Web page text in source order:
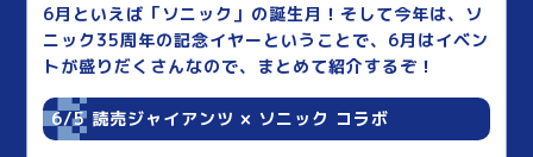
6月といえば「ソニック」の誕生月！そして今年は、ソ
ニック35周年の記念イヤーということで、6月はイベン
トが盛りだくさんなので、まとめて紹介するぞ！
6/5 読売ジャイアンツ × ソニック コラボ